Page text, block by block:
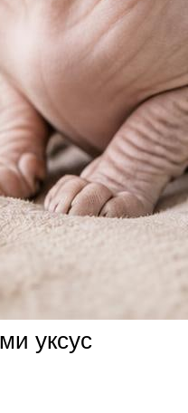
уксус